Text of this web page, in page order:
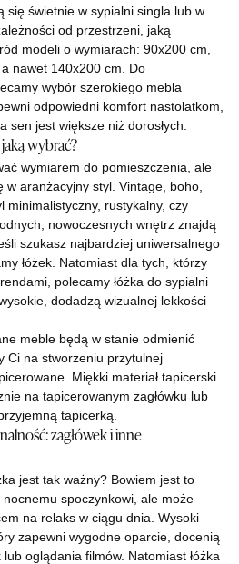
się świetnie w sypialni singla lub w
od przestrzeni, jaką
modeli o wymiarach: 90x200 cm,
nawet 140x200 cm. Do
wybór szerokiego mebla
odpowiedni komfort nastolatkom,
sen jest większe niż dorosłych.
wybrać?
wymiarem do pomieszczenia, ale
aranżacyjny styl. Vintage, boho,
minimalistyczny, rustykalny, czy
nowoczesnych wnętrz znajdą
szukasz najbardziej uniwersalnego
łóżek. Natomiast dla tych, którzy
polecamy łóżka do sypialni
dodadzą wizualnej lekkości
meble będą w stanie odmienić
Ci na stworzeniu przytulnej
Miękki materiał tapicerski
na tapicerowanym zagłówku lub
tapicerką.
zagłówek i inne
jest tak ważny? Bowiem jest to
nocnemu spoczynkowi, ale może
na relaks w ciągu dnia. Wysoki
zapewni wygodne oparcie, docenią
oglądania filmów. Natomiast łóżka